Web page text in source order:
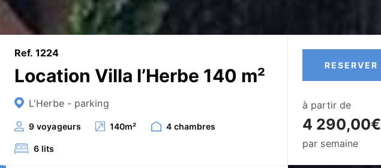
Ref. 1224
Location Villa l’Herbe 140 m²
L'Herbe - parking
9 voyageurs 140m² 4 chambres
6 lits
RESERVER
à partir de
4 290,00€
par semaine